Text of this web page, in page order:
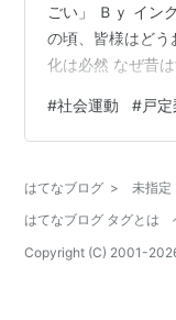
ごい」 Ｂｙ イン
の頃、皆様はど
化は必然 なぜ昔
代背景とか色々あ
「優秀な人や真
も「女だから」「
ていて、自ずと界
youtu.be ちゃん
#社会運動 #戸
はてなブログ > 未指定
はてなブログ タグとは
Copyright (C) 2001-